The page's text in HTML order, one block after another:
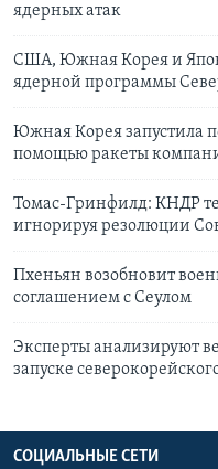
ядерных атак
США, Южная Корея и
ядерной программы
Южная Корея запустила
помощью ракеты
Томас-Гринфилд: КНДР
игнорируя резолюции
Пхеньян возобновит
соглашением с Сеулом
Эксперты анализируют
запуске
СОЦИАЛЬНЫЕ СЕТИ